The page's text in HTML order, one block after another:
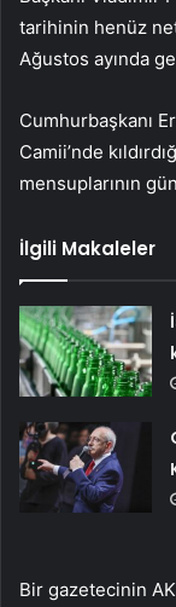
tarihinin henüz
Ağustos ayında
Cumhurbaşkanı
Camii’nde
mensuplarının
İlgili Makaleler
Bir gazetecinin